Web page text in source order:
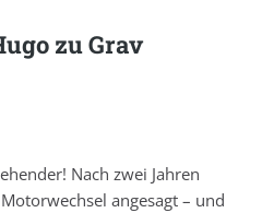
zu Grav
Nach zwei Jahren
angesagt – und